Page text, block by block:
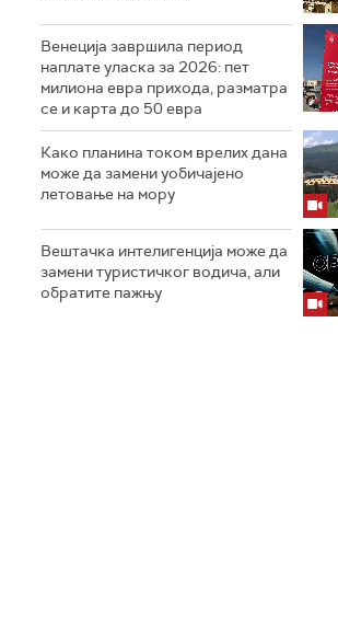
Венеција завршила период
наплате уласка за 2026: пет
милиона евра прихода, разматра
се и карта до 50 евра
Како планина током врелих дана
може да замени уобичајено
летовање на мору
Вештачка интелигенција може да
замени туристичког водича, али
обратите пажњу